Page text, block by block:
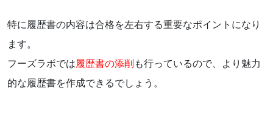
特に履歴書の内容は合格を左右する重要なポイントになり
ます。
フーズラボでは履歴書の添削も行っているので、より魅力
的な履歴書を作成できるでしょう。